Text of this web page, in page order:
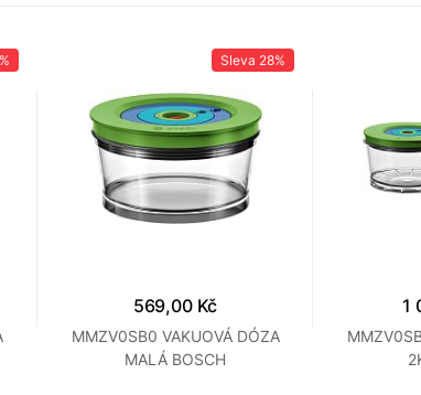
Sleva 28%
569,00 Kč
MMZV0SB0 VAKUOVÁ DÓZA
MALÁ BOSCH
1